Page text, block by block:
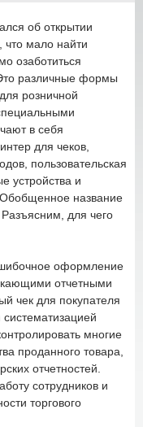
об открытии
что мало найти
озаботиться
различные формы
розничной
в себя
для чеков,
пользовательская
устройства и
название
. Разъясним, для чего
оформление
отчетными
чек для покупателя
систематизацией
многие
проданного товара,
отчетностей.
сотрудников и
торгового